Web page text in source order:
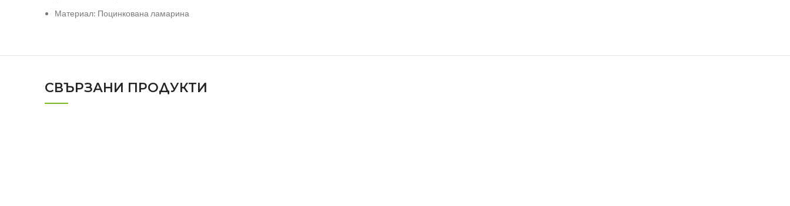
Материал: Поцинкована ламарина
СВЪРЗАНИ ПРОДУКТИ